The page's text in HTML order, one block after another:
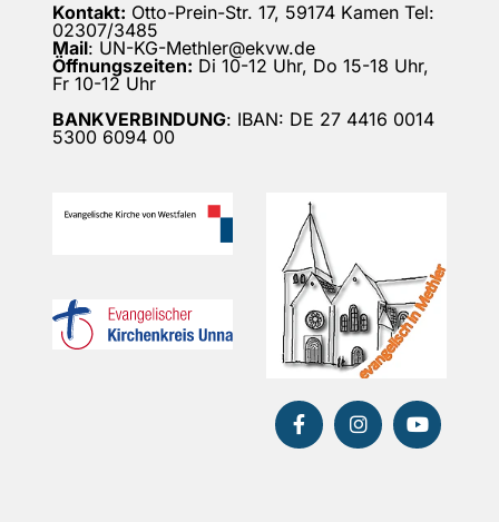
Kontakt: Otto-Prein-Str. 17, 59174 Kamen Tel:
02307/3485
Mail: UN-KG-Methler@ekvw.de
Öffnungszeiten: Di 10-12 Uhr, Do 15-18 Uhr,
Fr 10-12 Uhr
BANKVERBINDUNG: IBAN: DE 27 4416 0014
5300 6094 00